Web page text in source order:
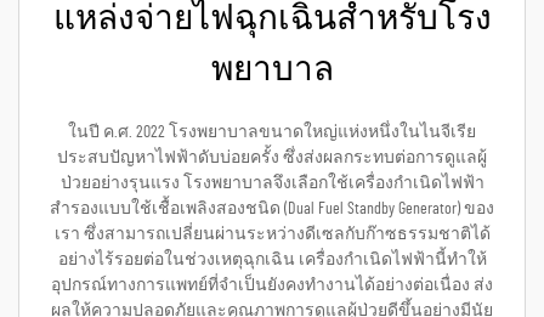
แหล่งจ่ายไฟฉุกเฉินสำหรับโรง
พยาบาล
ในปี ค.ศ. 2022 โรงพยาบาลขนาดใหญ่แห่งหนึ่งในไนจีเรีย
ประสบปัญหาไฟฟ้าดับบ่อยครั้ง ซึ่งส่งผลกระทบต่อการดูแลผู้
ป่วยอย่างรุนแรง โรงพยาบาลจึงเลือกใช้เครื่องกำเนิดไฟฟ้า
สำรองแบบใช้เชื้อเพลิงสองชนิด (Dual Fuel Standby Generator) ของ
เรา ซึ่งสามารถเปลี่ยนผ่านระหว่างดีเซลกับก๊าซธรรมชาติได้
อย่างไร้รอยต่อในช่วงเหตุฉุกเฉิน เครื่องกำเนิดไฟฟ้านี้ทำให้
อุปกรณ์ทางการแพทย์ที่จำเป็นยังคงทำงานได้อย่างต่อเนื่อง ส่ง
ผลให้ความปลอดภัยและคุณภาพการดูแลผู้ป่วยดีขึ้นอย่างมีนัย